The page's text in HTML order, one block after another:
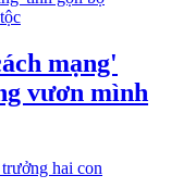
mạng'
vươn mình